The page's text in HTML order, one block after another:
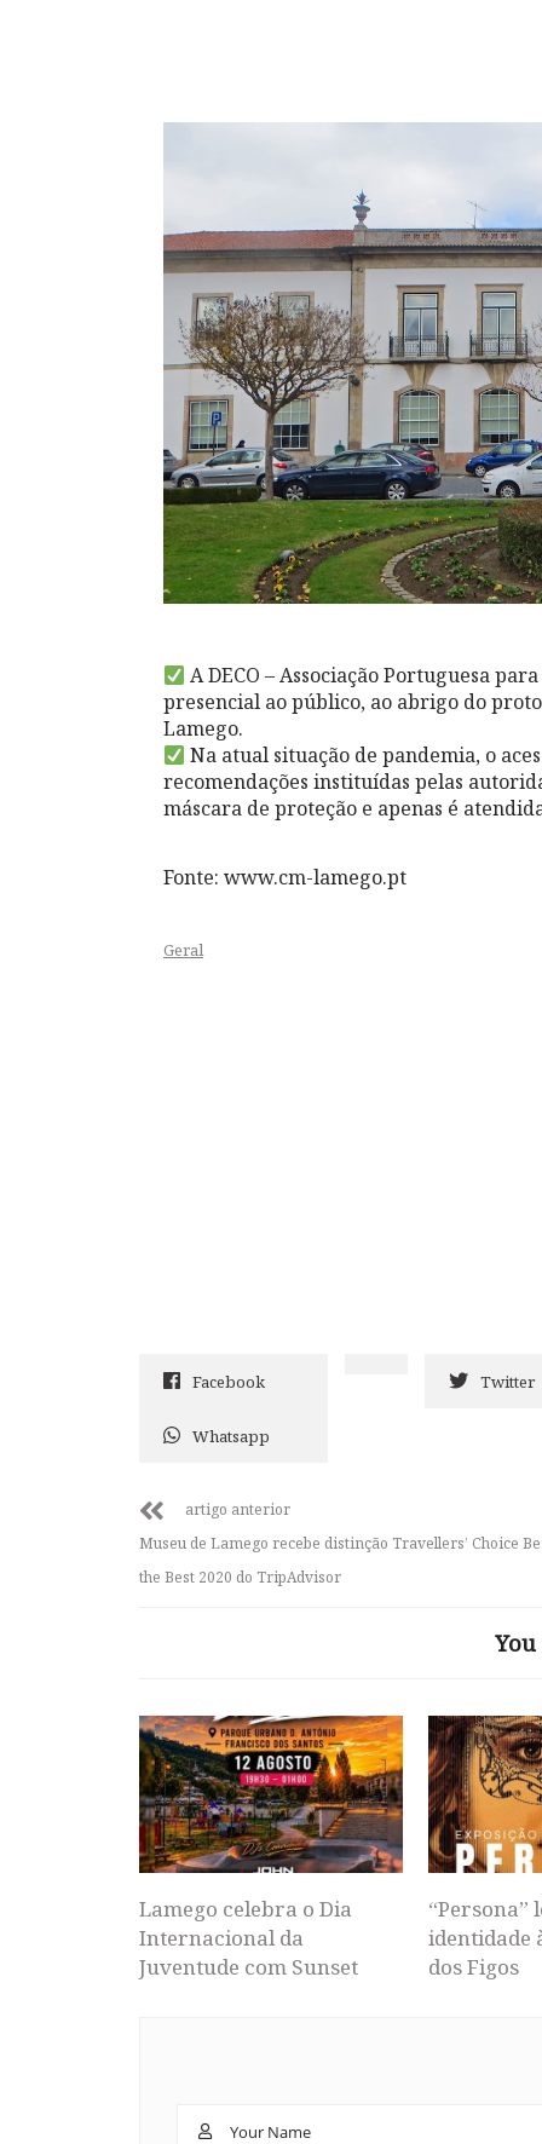
A DECO – Associação Portuguesa
presencial ao público, ao abrigo do
Lamego.
Na atual situação de pandemia, o
recomendações instituídas pelas
máscara de proteção e apenas é
Fonte: www.cm-lamego.pt
Geral
Facebook Twitter
Whatsapp
artigo anterior
Museu de Lamego recebe distinção Travellers’ Choice
the Best 2020 do TripAdvisor
Lamego celebra o Dia
Internacional da
Juventude com Sunset
“Persona”
identidade
dos Figos